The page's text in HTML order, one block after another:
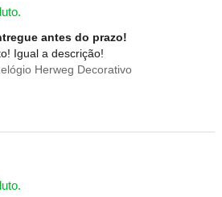
antes do prazo!
Igual a descrição!
Herweg Decorativo